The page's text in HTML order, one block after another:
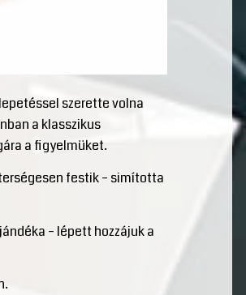
szerette volna
a klasszikus
a figyelmüket.
festik – simította
– lépett hozzájuk a